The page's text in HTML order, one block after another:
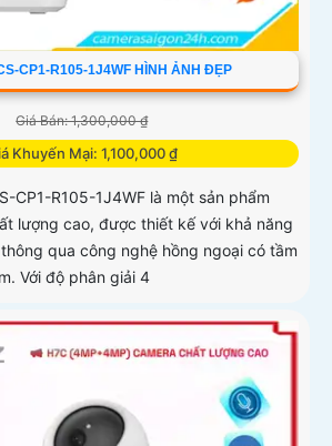
CP1-R105-1J4WF HÌNH ẢNH ĐẸP
Giá Bán: 1,300,000 ₫
Khuyến Mại: 1,100,000 ₫
CP1-R105-1J4WF là một sản phẩm
lượng cao, được thiết kế với khả năng
qua công nghệ hồng ngoại có tầm
Với độ phân giải 4